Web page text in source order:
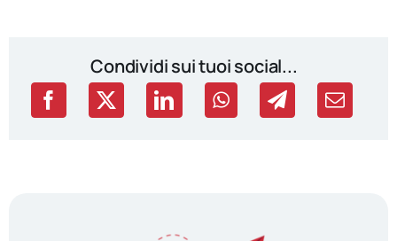
Condividi sui tuoi social...